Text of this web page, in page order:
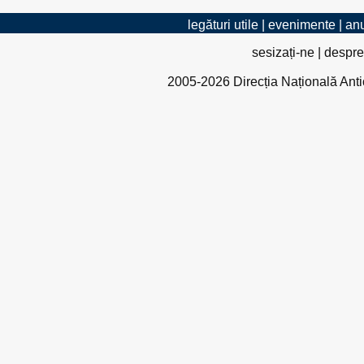
legături utile| evenimente|
sesizați-ne|
2005-2026 Direcția Națională